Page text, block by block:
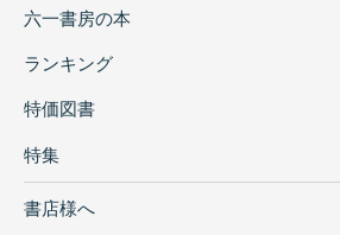
六一書房の本
ランキング
特価図書
特集
書店様へ